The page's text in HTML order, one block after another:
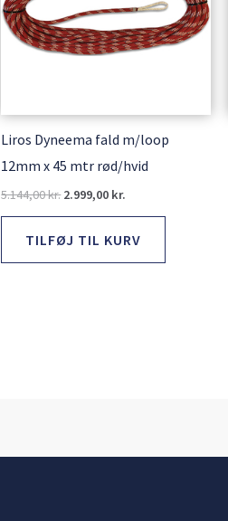
Liros Dyneema fald m/loop
12mm x 45 mtr rød/hvid
5.144,00kr. 2.999,00 kr.
TILFØJ TIL KURV